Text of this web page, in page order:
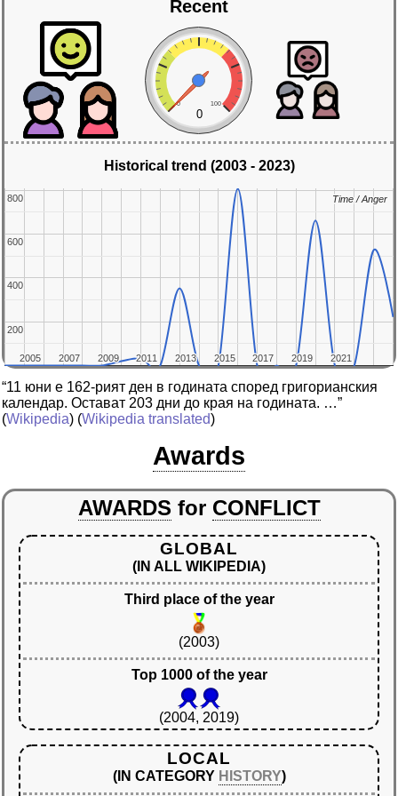
Recent
0 100
0
Historical trend (2003 - 2023)
2005
2005 2007
2007 2009
2009 2011
2011 2013
2013 2015
2015 2017
2017 2019
2019 2021
2021
200
200
400
400
600
600
800
800 Time / Anger
Time / Anger
“11 юни е 162-рият ден в годината според григорианския
календар. Остават 203 дни до края на годината. …”
(Wikipedia) (Wikipedia translated)
Awards
AWARDS for CONFLICT
GLOBAL
(IN ALL WIKIPEDIA)
Third place of the year
(2003)
Top 1000 of the year
(2004, 2019)
LOCAL
(IN CATEGORY HISTORY)